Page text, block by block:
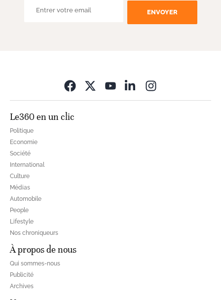
ENVOYER
Le360 en un clic
Politique
Economie
Société
International
Culture
Médias
Automobile
People
Lifestyle
Nos chroniqueurs
À propos de nous
Qui sommes-nous
Publicité
Archives